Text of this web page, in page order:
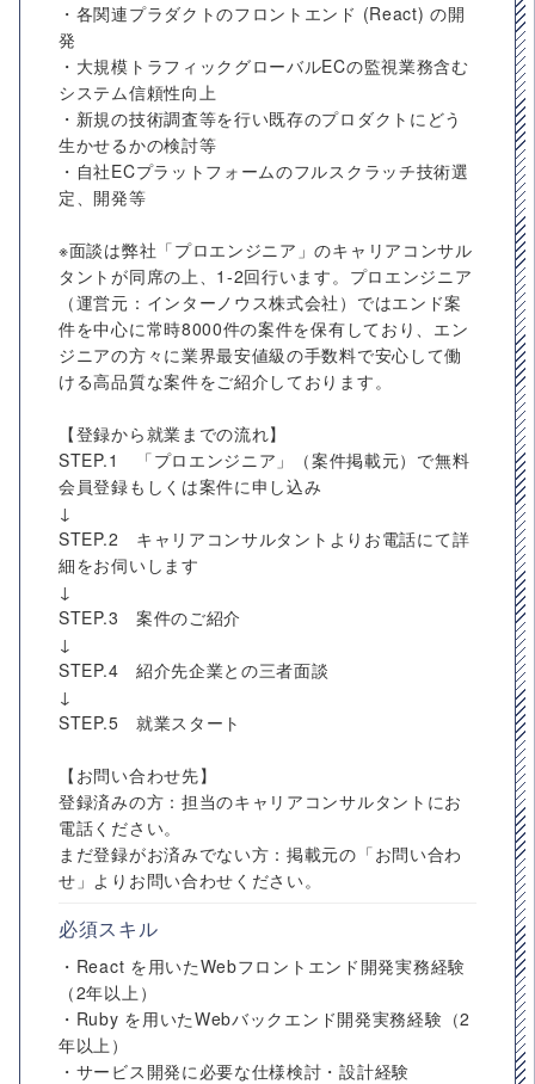
・各関連プラダクトのフロントエンド (React) の開
発
・大規模トラフィックグローバルECの監視業務含む
システム信頼性向上
・新規の技術調査等を行い既存のプロダクトにどう
生かせるかの検討等
・自社ECプラットフォームのフルスクラッチ技術選
定、開発等
※面談は弊社「プロエンジニア」のキャリアコンサル
タントが同席の上、1-2回行います。プロエンジニア
（運営元：インターノウス株式会社）ではエンド案
件を中心に常時8000件の案件を保有しており、エン
ジニアの方々に業界最安値級の手数料で安心して働
ける高品質な案件をご紹介しております。
【登録から就業までの流れ】
STEP.1 「プロエンジニア」（案件掲載元）で無料
会員登録もしくは案件に申し込み
↓
STEP.2 キャリアコンサルタントよりお電話にて詳
細をお伺いします
↓
STEP.3 案件のご紹介
↓
STEP.4 紹介先企業との三者面談
↓
STEP.5 就業スタート
【お問い合わせ先】
登録済みの方：担当のキャリアコンサルタントにお
電話ください。
まだ登録がお済みでない方：掲載元の「お問い合わ
せ」よりお問い合わせください。
必須スキル
・React を用いたWebフロントエンド開発実務経験
（2年以上）
・Ruby を用いたWebバックエンド開発実務経験（2
年以上）
・サービス開発に必要な仕様検討・設計経験